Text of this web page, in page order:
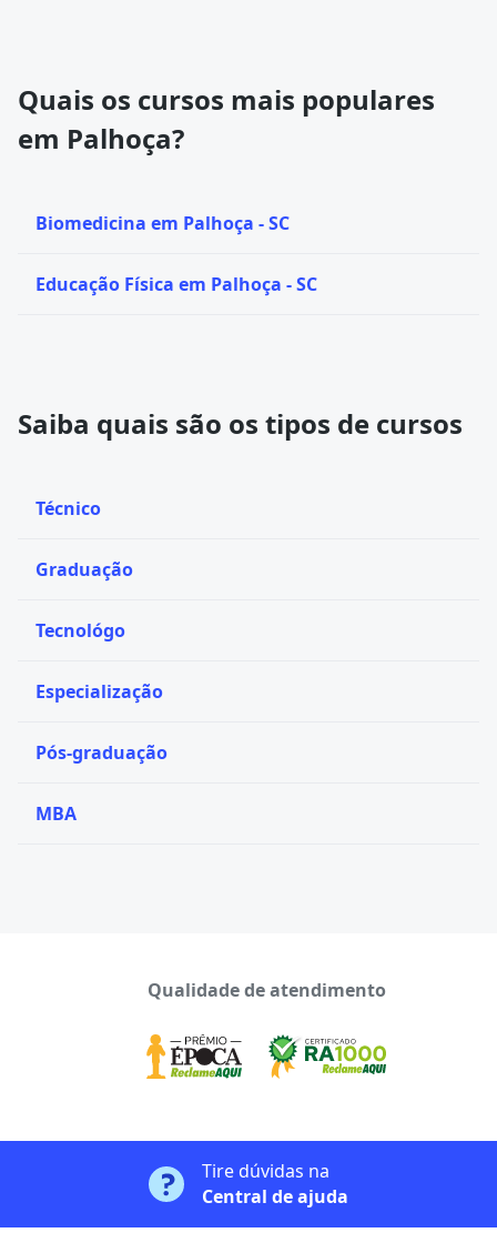
Quais os cursos mais populares
em Palhoça?
Biomedicina em Palhoça - SC
Educação Física em Palhoça - SC
Saiba quais são os tipos de cursos
Técnico
Graduação
Tecnológo
Especialização
Pós-graduação
MBA
Qualidade de atendimento
Tire dúvidas na
Central de ajuda